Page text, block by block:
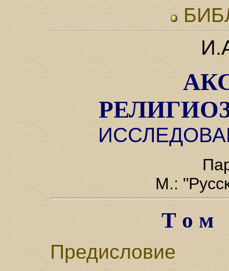
М.:
Т о м
Предисловие